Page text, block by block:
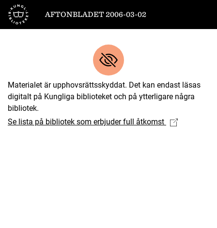
Till startsidan
AFTONBLADET 2006-03-02
Materialet är upphovsrättsskyddat. Det kan endast läsas
digitalt på Kungliga biblioteket och på ytterligare några
bibliotek.
Se lista på bibliotek som erbjuder full åtkomst